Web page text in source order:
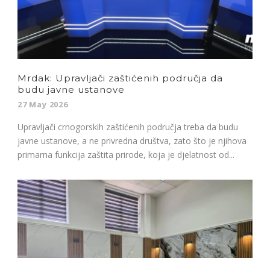
Mrdak: Upravljači zaštićenih područja da
budu javne ustanove
27 May 2026
Upravljači crnogorskih zaštićenih područja treba da budu
javne ustanove, a ne privredna društva, zato što je njihova
primarna funkcija zaštita prirode, koja je djelatnost od...